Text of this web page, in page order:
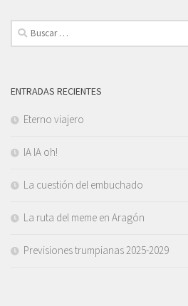
Buscar:
ENTRADAS RECIENTES
Eterno viajero
IA IA oh!
La cuestión del embuchado
La ruta del meme en Aragón
Previsiones trumpianas 2025-2029